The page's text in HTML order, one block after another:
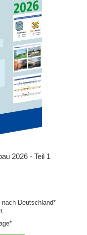
2026 - Teil 1
nach Deutschland*